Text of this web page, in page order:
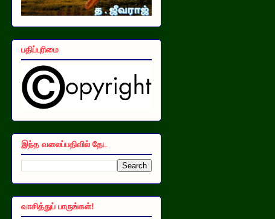
பதிப்புரிமை
இந்த வலைப்பதிவில் தேட
வாசித்துப் பாருங்கள்!